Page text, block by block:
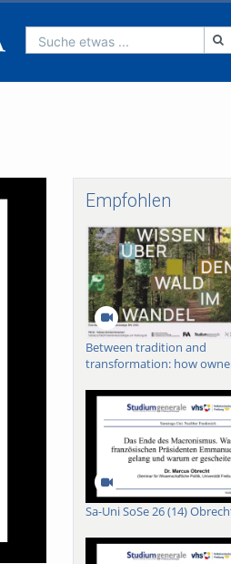
Suche etwas ...
Empfohlen
Between tradition and
transformation: how
Sa-Uni SoSe 26 (14)